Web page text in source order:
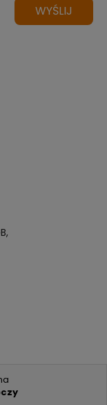
WYŚLIJ